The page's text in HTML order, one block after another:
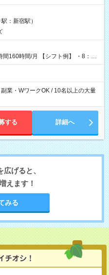
：新宿駅）
シフト例】 ・8：00
業・WワークOK / 10名以上の大量
する 詳細へ
げると、
えます！
みる